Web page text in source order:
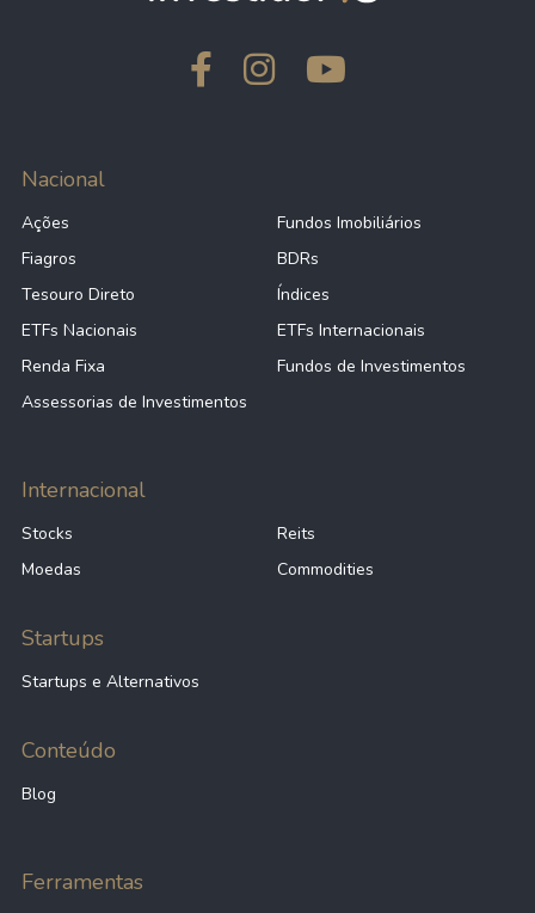
Nacional
Ações
Fundos Imobiliários
Fiagros
BDRs
Tesouro Direto
Índices
ETFs Nacionais
ETFs Internacionais
Renda Fixa
Fundos de Investimentos
Assessorias de Investimentos
Internacional
Stocks
Reits
Moedas
Commodities
Startups
Startups e Alternativos
Conteúdo
Blog
Ferramentas